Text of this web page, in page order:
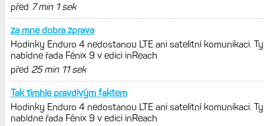
před 7 min 1 sek
za mne dobra zprava
Hodinky Enduro 4 nedostanou LTE ani satelitní komunikaci. Ty
nabídne řada Fénix 9 v edici inReach
před 25 min 11 sek
Tak tímhle pravdivým faktem
Hodinky Enduro 4 nedostanou LTE ani satelitní komunikaci. Ty
nabídne řada Fénix 9 v edici inReach